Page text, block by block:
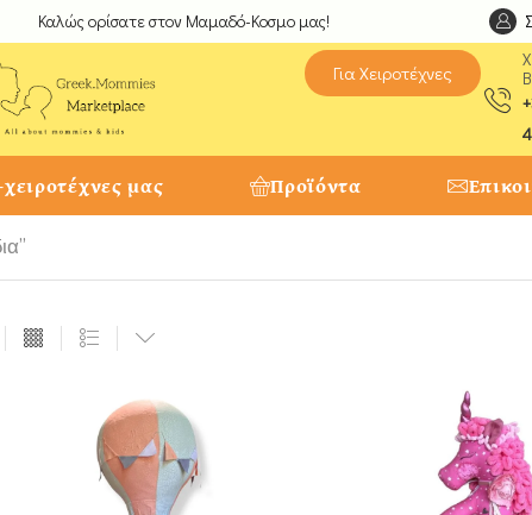
Καλώς ορίσατε στον Μαμαδό-Κοσμο μας!
Για Χειροτέχνες
μας Προϊόντα